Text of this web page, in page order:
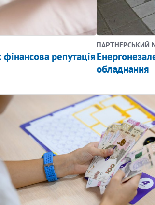
репутація
ПАРТНЕРСЬКИЙ
обладнання